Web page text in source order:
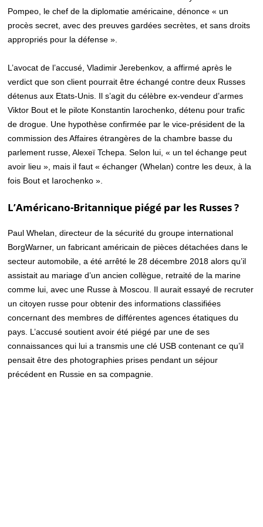
Pompeo, le chef de la diplomatie américaine, dénonce « un
procès secret, avec des preuves gardées secrètes, et sans droits
appropriés pour la défense ».
L’avocat de l’accusé, Vladimir Jerebenkov, a affirmé après le
verdict que son client pourrait être échangé contre deux Russes
détenus aux Etats-Unis. Il s’agit du célèbre ex-vendeur d’armes
Viktor Bout et le pilote Konstantin Iarochenko, détenu pour trafic
de drogue. Une hypothèse confirmée par le vice-président de la
commission des Affaires étrangères de la chambre basse du
parlement russe, Alexeï Tchepa. Selon lui, « un tel échange peut
avoir lieu », mais il faut « échanger (Whelan) contre les deux, à la
fois Bout et Iarochenko ».
L’Américano-Britannique piégé par les Russes ?
Paul Whelan, directeur de la sécurité du groupe international
BorgWarner, un fabricant américain de pièces détachées dans le
secteur automobile, a été arrêté le 28 décembre 2018 alors qu’il
assistait au mariage d’un ancien collègue, retraité de la marine
comme lui, avec une Russe à Moscou. Il aurait essayé de recruter
un citoyen russe pour obtenir des informations classifiées
concernant des membres de différentes agences étatiques du
pays. L’accusé soutient avoir été piégé par une de ses
connaissances qui lui a transmis une clé USB contenant ce qu’il
pensait être des photographies prises pendant un séjour
précédent en Russie en sa compagnie.